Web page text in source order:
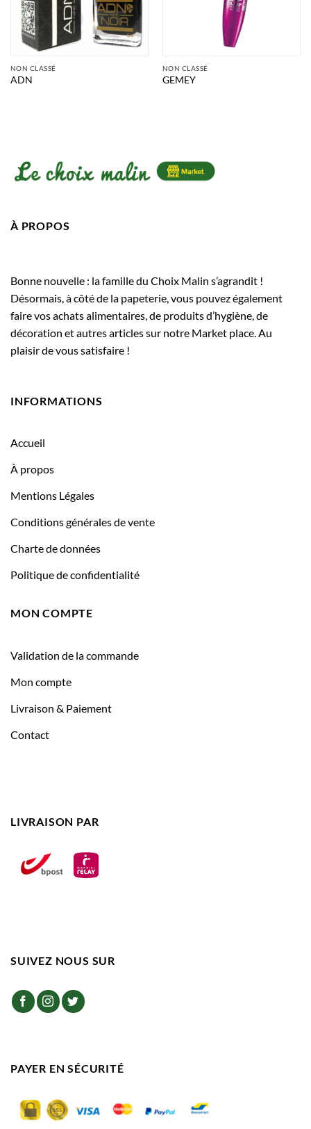
NON CLASSÉ
ADN
NON CLASSÉ
GEMEY
À PROPOS
Bonne nouvelle : la famille du Choix Malin s’agrandit !
Désormais, à côté de la papeterie, vous pouvez également
faire vos achats alimentaires, de produits d’hygiène, de
décoration et autres articles sur notre Market place. Au
plaisir de vous satisfaire !
INFORMATIONS
Accueil
À propos
Mentions Légales
Conditions générales de vente
Charte de données
Politique de confidentialité
MON COMPTE
Validation de la commande
Mon compte
Livraison & Paiement
Contact
LIVRAISON PAR
SUIVEZ NOUS SUR
PAYER EN SÉCURITÉ